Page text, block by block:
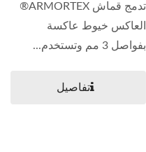
تدمج قماش ARMORTEX®
العاكس خيوط عاكسة
بفواصل 3 مم وتستخدم...
تفاصيل